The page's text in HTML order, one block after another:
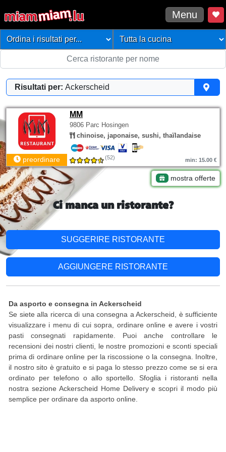
Menu
Risultati per: Ackerscheid
MM
9806 Parc Hosingen
chinoise, japonaise, sushi, thaïlandaise
preordinare (52) min: 15.00 €
mostra offerte
Ci manca un ristorante?
SUGGERIRE RISTORANTE
AGGIUNGERE RISTORANTE
Da asporto e consegna in Ackerscheid
Se siete alla ricerca di una consegna a Ackerscheid, è sufficiente
visualizzare i menu di cui sopra, ordinare online e avere i vostri
pasti consegnati rapidamente. Puoi anche controllare le
recensioni dei nostri clienti, le nostre promozioni e sconti speciali
prima di ordinare online per la riscossione o la consegna. Inoltre,
il nostro sito è gratuito e si paga lo stesso prezzo come se si era
ordinato per telefono o allo sportello. Sfoglia i ristoranti nella
nostra sezione Ackerscheid Home Delivery e scopri il modo più
semplice per ordinare da asporto online.